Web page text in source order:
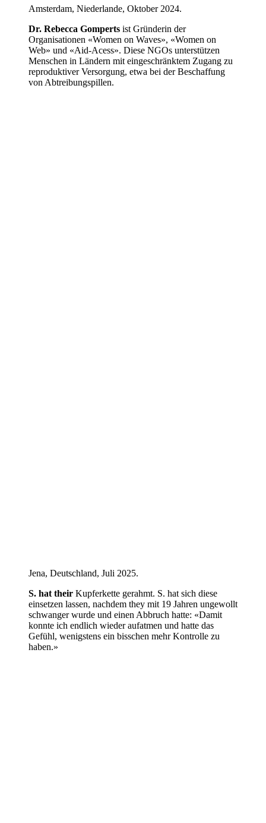
Amsterdam, Niederlande, Oktober 2024.
Dr. Rebecca Gomperts ist Gründerin der
Organisationen «Women on Waves», «Women on
Web» und «Aid­-Acess». Diese NGOs unterstützen
Menschen in Ländern mit eingeschränktem Zugang zu
reproduktiver Versorgung, etwa bei der Beschaffung
von Abtreibungspillen.
Jena, Deutschland, Juli 2025.
S. hat their Kupferkette gerahmt. S. hat sich diese
einsetzen lassen, nachdem they mit 19 Jahren ungewollt
schwanger wurde und einen Abbruch hatte: «Damit
konnte ich endlich ­wieder aufatmen und hatte das
Gefühl, wenigstens ein bisschen mehr Kontrolle zu
haben.»